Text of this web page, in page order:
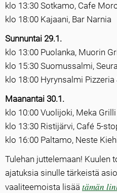
klo 13:30 Sotkamo, Cafe
klo 18:00 Kajaani, Bar Narnia
Sunnuntai 29.1.
klo 13:00 Puolanka, Muorin
klo 15:30 Suomussalmi,
klo 18:00 Hyrynsalmi Pizzeria
Maanantai 30.1.
klo 10:00 Vuolijoki, Meka
klo 13:30 Ristijärvi, Café 5-
klo 16:00 Paltamo, Neste
Tulehan juttelemaan! Kuulen
ajatuksia sinulle tärkeistä
vaaliteemoista lisää tämän